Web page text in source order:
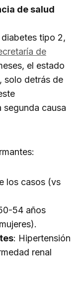
de salud
tipo 2,
de
el estado
, solo detrás de
segunda causa
los casos (vs
54 años
: Hipertensión
renal